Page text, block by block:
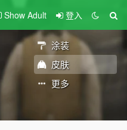
Show Adult 登入
涂装
皮肤
更多